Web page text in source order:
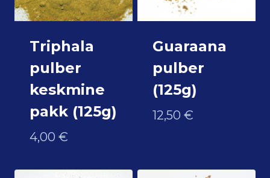
Triphala
pulber
keskmine
pakk (125g)
4,00 €
Guaraana
pulber
(125g)
12,50 €